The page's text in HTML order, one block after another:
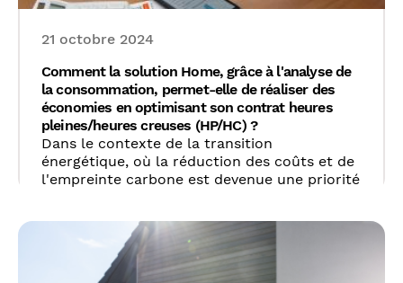
21 octobre 2024
Comment la solution Home, grâce à l'analyse de
la consommation, permet-elle de réaliser des
économies en optimisant son contrat heures
pleines/heures creuses (HP/HC) ?
Dans le contexte de la transition
énergétique, où la réduction des coûts et de
l'empreinte carbone est devenue une priorité
enjeu crucial.